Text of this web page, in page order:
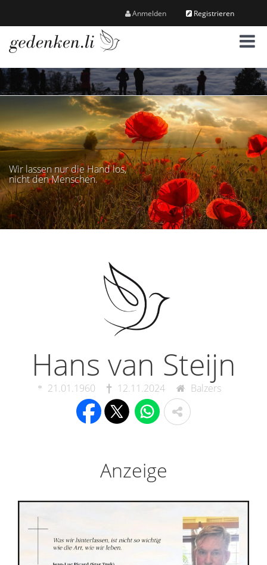
Anmelden Registrieren
M
e
n
ü
Wir lassen nur die Hand los,
nicht den Menschen.
Hans van Steijn
21.01.1960 12.11.2024 Balzers
Anzeige